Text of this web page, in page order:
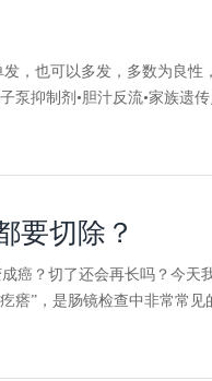
，也可以多发，多数为良
抑制剂•胆汁反流•家族遗
要切除？
癌？切了还会再长吗？今
”，是肠镜检查中非常常